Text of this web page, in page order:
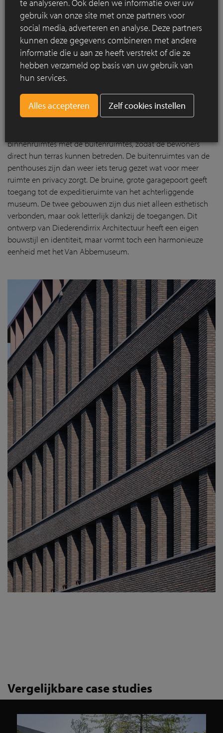
De appartementen zijn open met genoeg lichtinval dankzij
binnenruimtes met de buitenruimtes, zodat de bewoners
direct hun terras kunnen betreden. De buitenruimtes van de
penthouses zijn dan weer iets terug gezet wat voor meer
ruimte en privacy zorgt. De bruine, grote garagepoort geeft
toegang tot de expeditieruimte van het achterliggende
museum. De twee gebouwen zijn dus niet alleen esthetisch
verbonden, maar ook letterlijk dankzij de toegangen. Dit
ontwerp van Diederendirrix Architectuur heeft een eigen
bouwstijl en identiteit, maar vormt toch een harmonieuze
eenheid met het Van Abbemuseum.
Vergelijkbare case studies
te analyseren. Ook delen we informatie over uw
gebruik van onze site met onze partners voor
social media, adverteren en analyse. Deze partners
kunnen deze gegevens combineren met andere
informatie die u aan ze heeft verstrekt of die ze
hebben verzameld op basis van uw gebruik van
hun services.
Zelf cookies instellen